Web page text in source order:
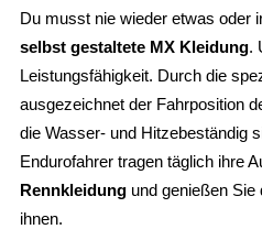
selbst gestaltete MX Kleidung.
Leistungsfähigkeit. Durch die
ausgezeichnet der Fahrposition
die Wasser- und Hitzebeständig
Endurofahrer tragen täglich ihre
Rennkleidung und genießen
ihnen.